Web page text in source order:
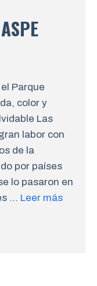
Parque
color y
Las
labor con
de la
por países
lo pasaron en
… Leer más